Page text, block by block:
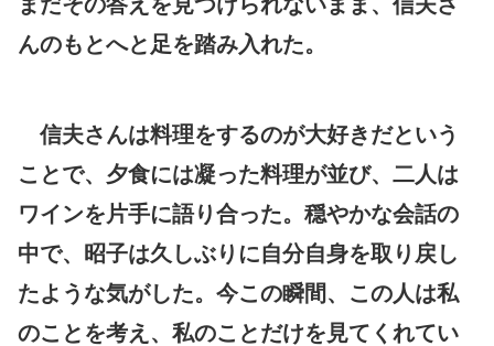
んのもとへと足を踏み入れた。
信夫さんは料理をするのが大好きだという
ことで、夕食には凝った料理が並び、二人は
ワインを片手に語り合った。穏やかな会話の
中で、昭子は久しぶりに自分自身を取り戻し
たような気がした。今この瞬間、この人は私
のことを考え、私のことだけを見てくれてい